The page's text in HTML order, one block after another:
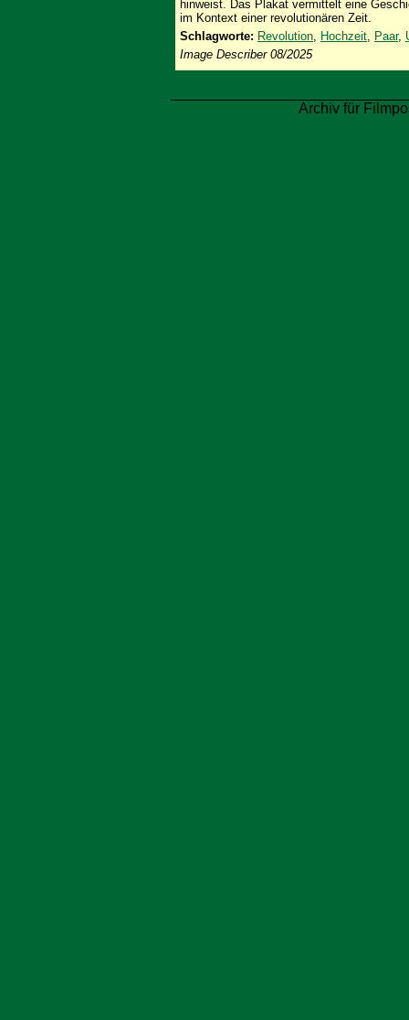
hinweist. Das Plakat vermittelt eine
im Kontext einer revolutionären Zeit.
Schlagworte: Revolution, Hochzeit, Paar,
Image Describer 08/2025
Archiv für